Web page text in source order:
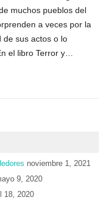
muchos pueblos del
a veces por la
de sus actos o lo
el libro Terror y…
noviembre 1, 2021
9, 2020
18, 2020